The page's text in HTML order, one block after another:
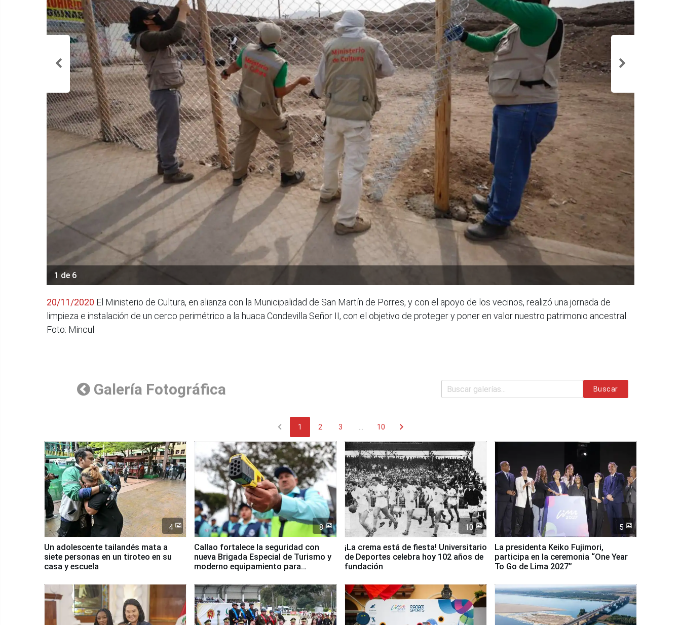
1 de 6
20/11/2020 El Ministerio de Cultura, en alianza con la Municipalidad de San Martín de Porres, y con el apoyo de los vecinos, realizó una jornada de
limpieza e instalación de un cerco perimétrico a la huaca Condevilla Señor II, con el objetivo de proteger y poner en valor nuestro patrimonio ancestral.
Foto: Mincul
Galería Fotográfica Buscar
chevron_left 1 2 3 ... 10 chevron_right
4
Un adolescente tailandés mata a
siete personas en un tiroteo en su
casa y escuela
8
Callao fortalece la seguridad con
nueva Brigada Especial de Turismo y
moderno equipamiento para
10
¡La crema está de fiesta! Universitario
de Deportes celebra hoy 102 años de
fundación
5
La presidenta Keiko Fujimori,
participa en la ceremonia “One Year
To Go de Lima 2027”